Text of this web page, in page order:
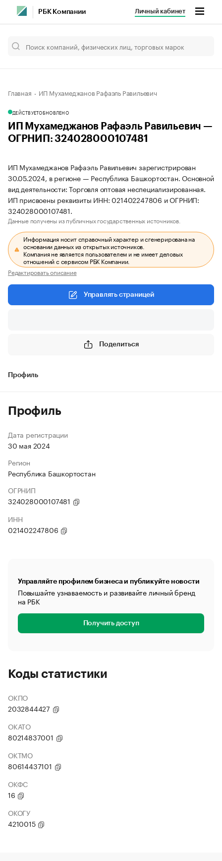
РБК Компании Личный кабинет
Главная ИП Мухамеджанов Рафаэль Равильевич
ДЕЙСТВУЕТОБНОВЛЕНО
ИП Мухамеджанов Рафаэль Равильевич —
ОГРНИП: 324028000107481
ИП Мухамеджанов Рафаэль Равильевич зарегистрирован
30.05.2024, в регионе — Республика Башкортостан. Основной
вид деятельности: Торговля оптовая неспециализированная.
ИП присвоены реквизиты ИНН: 021402247806 и ОГРНИП:
324028000107481.
Данные получены из публичных государственных источников.
Информация носит справочный характер и сгенерирована на
основании данных из открытых источников.
Компания не является пользователем и не имеет деловых
отношений с сервисом РБК Компании.
Редактировать описание
Управлять страницей
Поделиться
Профиль
Профиль
Дата регистрации
30 мая 2024
Регион
Республика Башкортостан
ОГРНИП
324028000107481
ИНН
021402247806
Управляйте профилем бизнеса и публикуйте новости
Повышайте узнаваемость и развивайте личный бренд
на РБК
Получить доступ
Коды статистики
ОКПО
2032844427
ОКАТО
80214837001
ОКТМО
80614437101
ОКФС
16
ОКОГУ
4210015